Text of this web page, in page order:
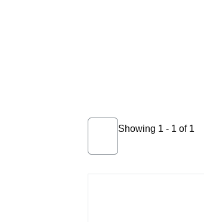
Showing 1 - 1 of 1